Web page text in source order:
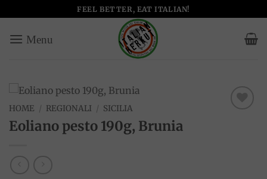
ai
contenuti
FEEL BETTER, EAT ITALIAN!
HOME / REGIONALI / SICILIA
Eoliano pesto 190g, Brunia